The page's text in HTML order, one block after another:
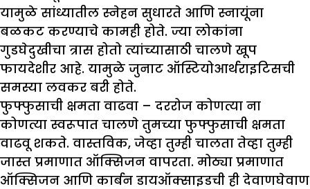
यामुळे सांध्यातील स्नेहन सुधारते आणि स्नायूंना
बळकट करण्याचे कामही होते. ज्या लोकांना
गुडघेदुखीचा त्रास होतो त्यांच्यासाठी चालणे खूप
फायदेशीर आहे. यामुळे जुनाट ऑस्टियोआर्थराइटिसची
समस्या लवकर बरी होते.
फुफ्फुसाची क्षमता वाढवा – दररोज कोणत्या ना
कोणत्या स्वरूपात चालणे तुमच्या फुफ्फुसाची क्षमता
वाढवू शकते. वास्तविक, जेव्हा तुम्ही चालता तेव्हा तुम्ही
जास्त प्रमाणात ऑक्सिजन वापरता. मोठ्या प्रमाणात
ऑक्सिजन आणि कार्बन डायऑक्साइडची ही देवाणघेवाण